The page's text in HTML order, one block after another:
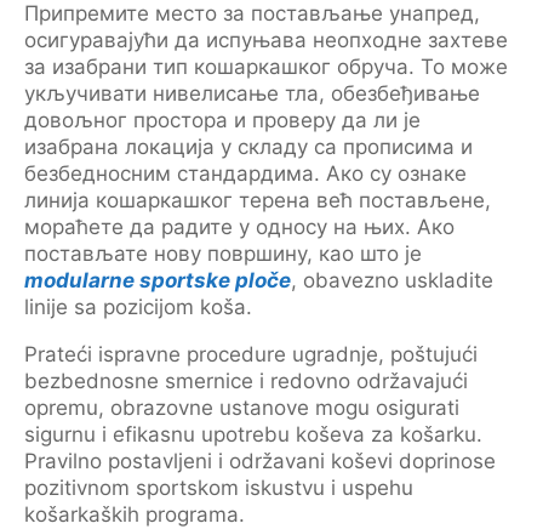
Припремите место за постављање унапред,
осигуравајући да испуњава неопходне захтеве
за изабрани тип кошаркашког обруча. То може
укључивати нивелисање тла, обезбеђивање
довољног простора и проверу да ли је
изабрана локација у складу са прописима и
безбедносним стандардима. Ако су ознаке
линија кошаркашког терена већ постављене,
мораћете да радите у односу на њих. Ако
постављате нову површину, као што је
modularne sportske ploče, obavezno uskladite
linije sa pozicijom koša.
Prateći ispravne procedure ugradnje, poštujući
bezbednosne smernice i redovno održavajući
opremu, obrazovne ustanove mogu osigurati
sigurnu i efikasnu upotrebu koševa za košarku.
Pravilno postavljeni i održavani koševi doprinose
pozitivnom sportskom iskustvu i uspehu
košarkaških programa.